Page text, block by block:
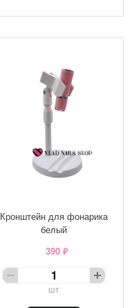
Кронштейн для фонарика
белый
390 ₽
шт